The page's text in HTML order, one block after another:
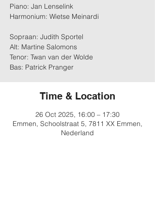
Piano: Jan Lenselink
Harmonium: Wietse Meinardi
Sopraan: Judith Sportel
Alt: Martine Salomons
Tenor: Twan van der Wolde
Bas: Patrick Pranger
Time & Location
26 Oct 2025, 16:00 – 17:30
Emmen, Schoolstraat 5, 7811 XX Emmen,
Nederland